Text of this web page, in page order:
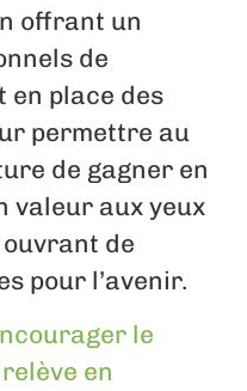
offrant un
de
en place des
permettre au
de gagner en
valeur aux yeux
de
pour l’avenir.
le
en